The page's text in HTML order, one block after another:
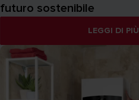
futuro sostenibile
LEGGI DI PIÙ